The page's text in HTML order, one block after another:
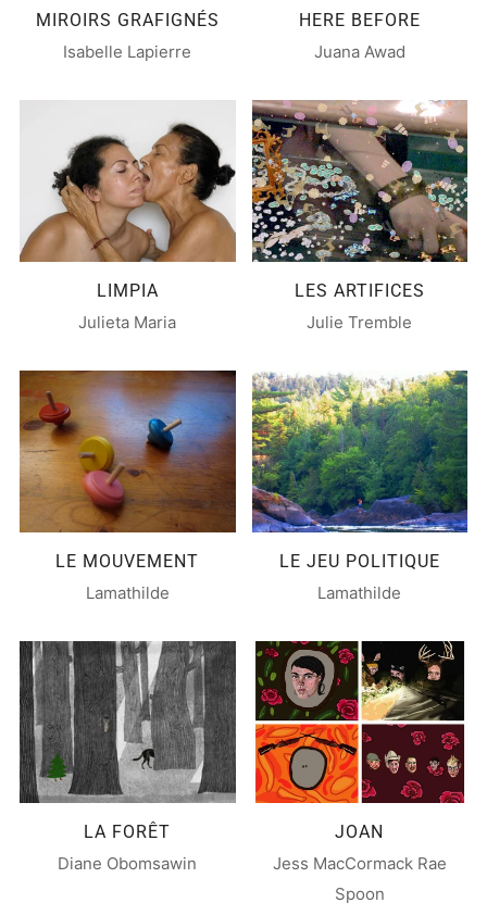
HERE BEFORE
Juana Awad
MIROIRS GRAFIGNÉS
Isabelle Lapierre
LIMPIA
Julieta Maria
LES ARTIFICES
Julie Tremble
LE MOUVEMENT
Lamathilde
LE JEU POLITIQUE
Lamathilde
LA FORÊT
Diane Obomsawin
JOAN
Jess MacCormack Rae
Spoon